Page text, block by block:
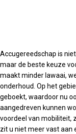
Accugereedschap is
maar de beste keuze
maakt minder lawaai,
onderhoud. Op het
geboekt, waardoor nu
aangedreven kunnen
voordeel van mobiliteit,
zit u niet meer vast aan